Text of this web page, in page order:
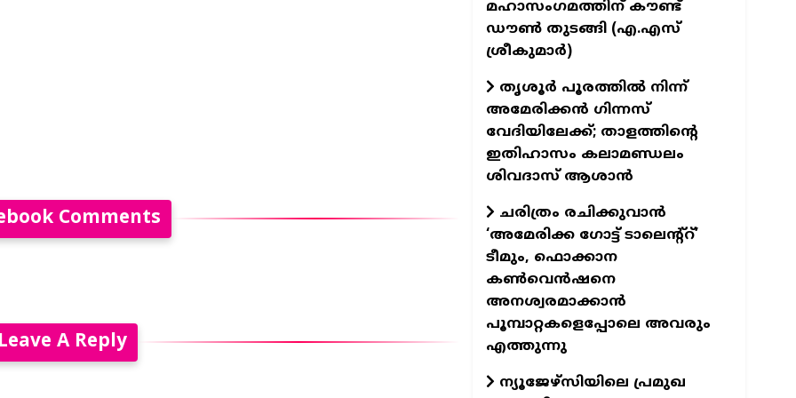
Comments
A Reply
മഹാസംഗമത്തിന് കൗണ്ട്
ഡൗണ്‍ തുടങ്ങി (എ.എസ്
ശ്രീകുമാര്‍)
തൃശൂർ പൂരത്തിൽ നിന്ന്
അമേരിക്കൻ ഗിന്നസ്
വേദിയിലേക്ക്; താളത്തിന്റെ
ഇതിഹാസം കലാമണ്ഡലം
ശിവദാസ് ആശാൻ
ചരിത്രം രചിക്കുവാൻ
‘അമേരിക്ക ഗോട്ട് ടാലെന്റ്റ്’
ടീമും, ഫൊക്കാന
കൺവെൻഷനെ
അനശ്വരമാക്കാൻ
പൂമ്പാറ്റകളെപ്പോലെ അവരും
എത്തുന്നു
ന്യൂജേഴ്സിയിലെ പ്രമുഖ